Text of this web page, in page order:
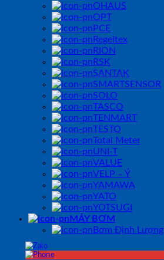
OHAUS
OPT
PCE
Regeltex
RION
RSK
SANTAK
SMARTSENSOR
SOLO
TASCO
TENMART
TESTO
Total Meter
UNI-T
VALUE
VELP – Ý
YAMAWA
YATO
YOTSUGI
MÁY BƠM
Bơm Định Lượng